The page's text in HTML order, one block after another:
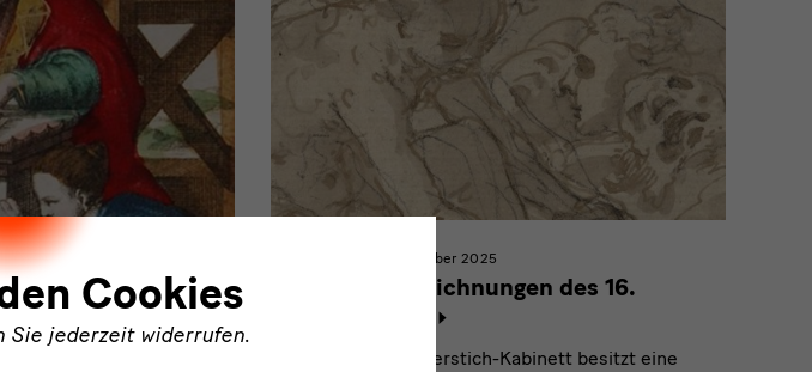
am
Dezember 2017 - Dezember 2025
Italienische Zeichnungen des 16.
Das Dresdner Kupferstich-Kabinett besitzt eine
Cookies
Sie jederzeit widerrufen.